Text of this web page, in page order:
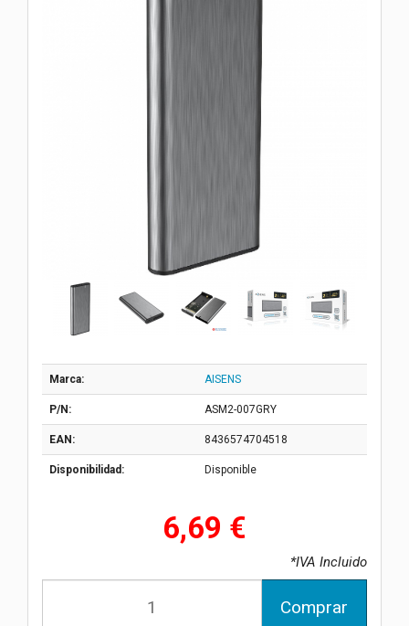
Marca: AISENS
P/N: ASM2-007GRY
EAN: 8436574704518
Disponibilidad: Disponible
6,69 €
*IVA Incluido
Comprar